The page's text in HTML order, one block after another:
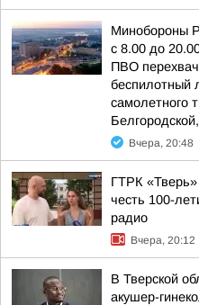
Минобороны
с 8.00 до
ПВО
беспилотный
самолетного
Вчера, 20:48
ГТРК
честь 100-
радио
Вчера, 20:12
В Тверской
акушер-